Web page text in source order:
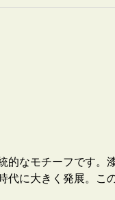
的なモチーフです。
代に大きく発展。こ